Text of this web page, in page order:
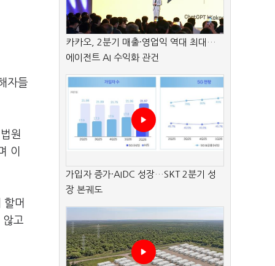
자들
원
이
머
않고
카카오, 2분기 매출·영업익 역대 최대…
에이전트 AI 수익화 관건
가입자 증가·AIDC 성장…SKT 2분기 성
장 본궤도